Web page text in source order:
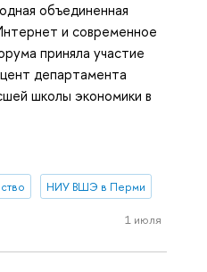
объединенная
и современное
приняла участие
департамента
школы экономики в
НИУ ВШЭ в Перми
1 июля